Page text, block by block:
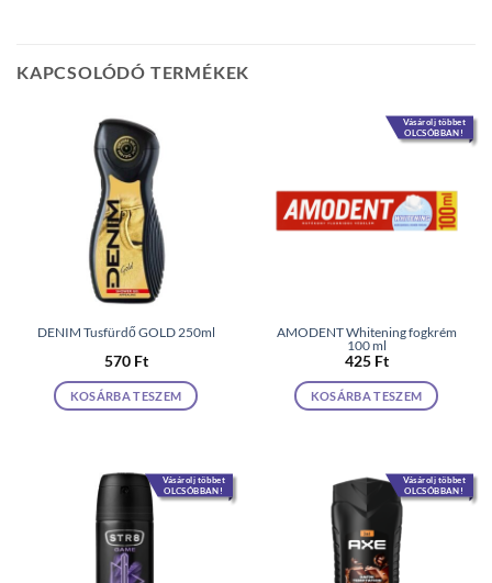
KAPCSOLÓDÓ TERMÉKEK
DENIM Tusfürdő GOLD 250ml
570 Ft
KOSÁRBA TESZEM
Vásárolj többet
OLCSÓBBAN!
AMODENT Whitening fogkrém
100 ml
425 Ft
KOSÁRBA TESZEM
Vásárolj többet
OLCSÓBBAN!
Vásárolj többet
OLCSÓBBAN!